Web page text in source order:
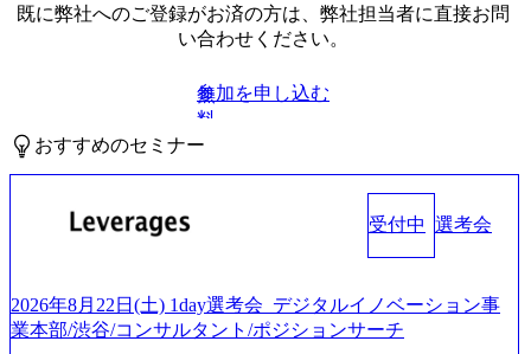
既に弊社へのご登録がお済の方は、弊社担当者に直接お問
い合わせください。
無
料
参加を申し込む
おすすめのセミナー
受付中 選考会
2026年8月22日(土) 1day選考会_デジタルイノベーション事
業本部/渋谷/コンサルタント/ポジションサーチ